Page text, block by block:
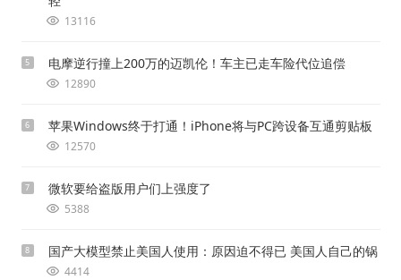
13116
5 电摩逆行撞上200万的迈凯伦！车主已走车险代位追偿
12890
6 苹果Windows终于打通！iPhone将与PC跨设备互通剪贴板
12570
7 微软要给盗版用户们上强度了
5388
8 国产大模型禁止美国人使用：原因迫不得已 美国人自己的锅
4414